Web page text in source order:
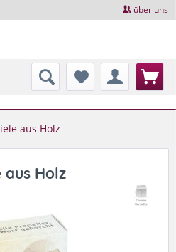
über uns
aus Holz
aus Holz